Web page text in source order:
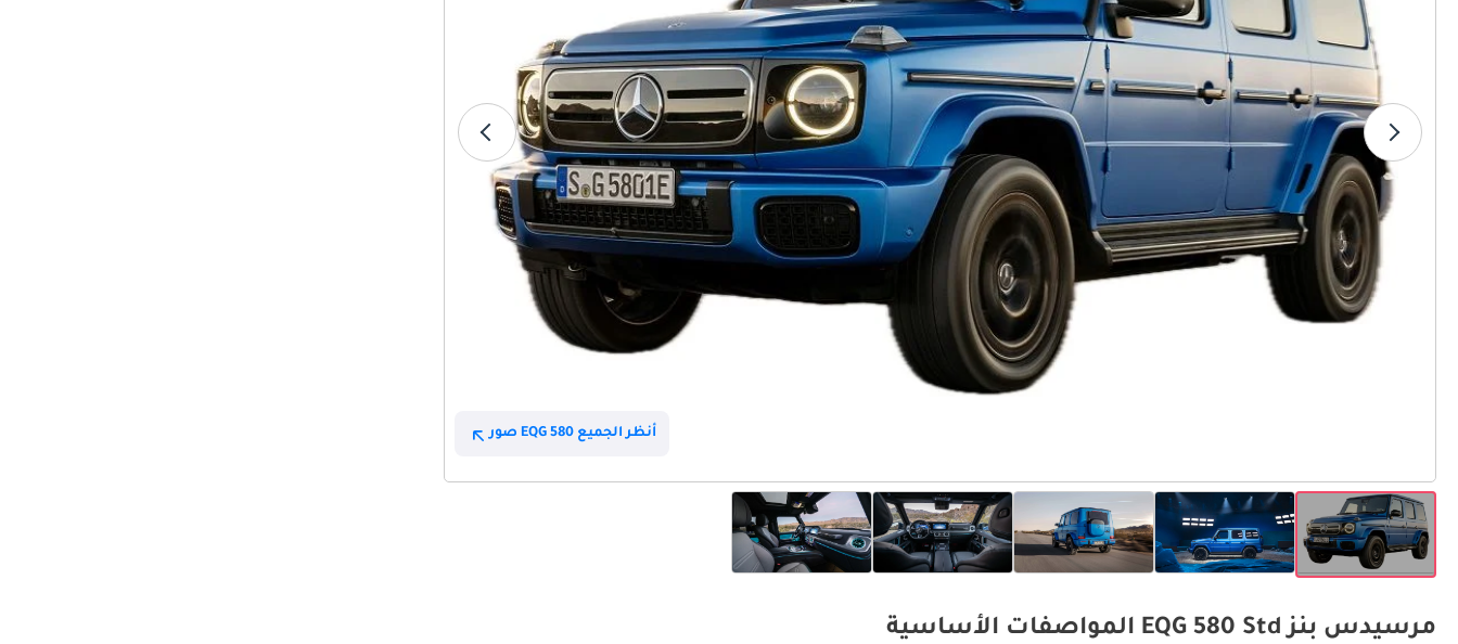
أنظر الجميع EQG 580 صور
مرسيدس بنز EQG 580 Std المواصفات الأساسية